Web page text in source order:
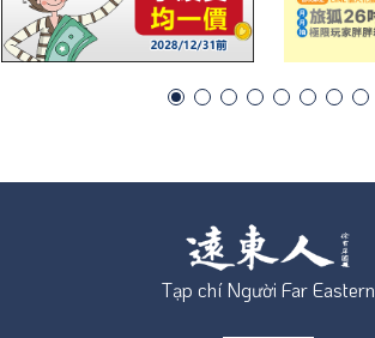
Tạp chí Người Far Eastern